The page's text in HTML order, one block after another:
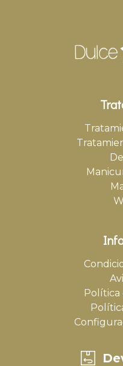
Política